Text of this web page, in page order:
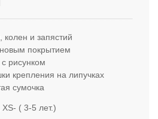
и запястий
покрытием
рисунком
крепления на липучках
сумочка
( 3-5 лет.)